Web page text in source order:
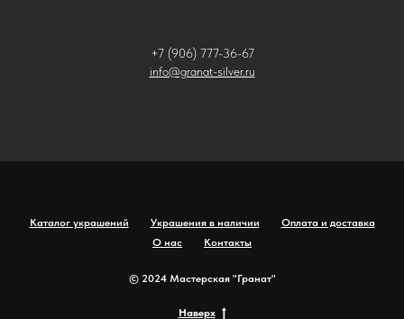
+7 (906) 777-36-67
info@granat-silver.ru
Каталог украшений Украшения в наличии
Оплата и доставка
О нас
Контакты
© 2024 Мастерская "Гранат"
Наверх